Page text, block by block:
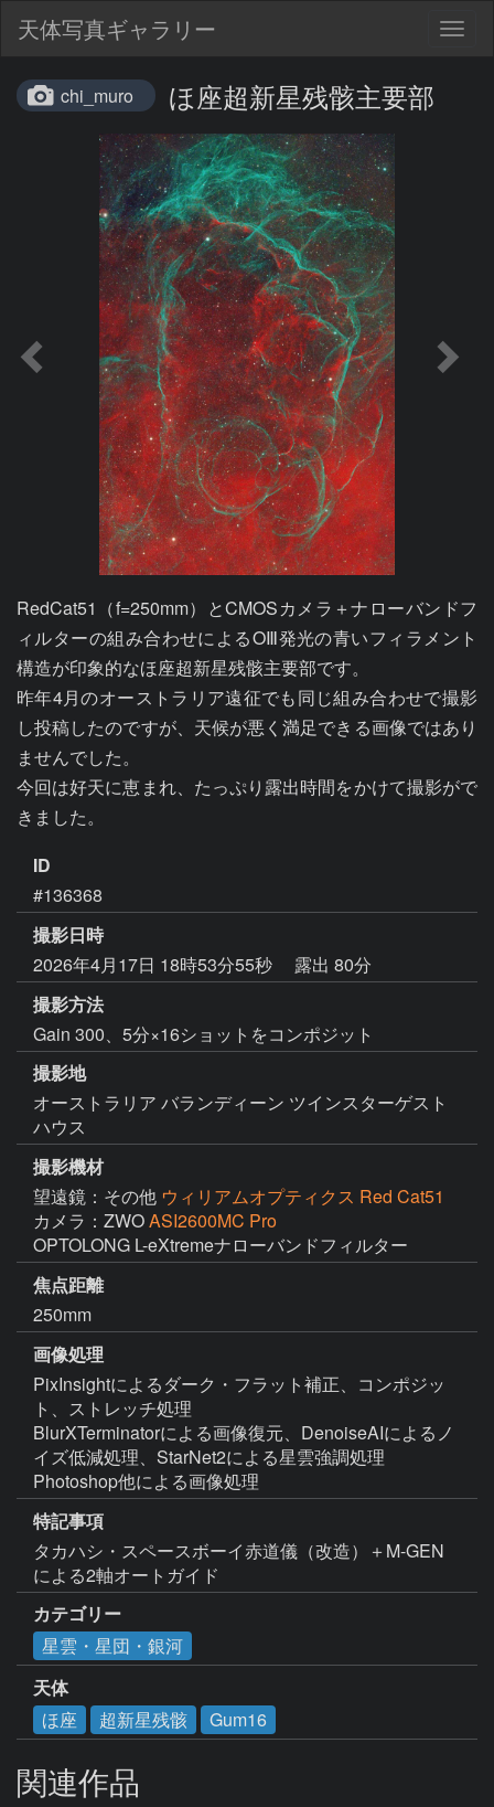
天体写真ギャラリー
chi_muro ほ座超新星残骸主要部
RedCat51（f=250mm）とCMOSカメラ＋ナローバンドフ
ィルターの組み合わせによるOⅢ発光の青いフィラメント
構造が印象的なほ座超新星残骸主要部です。
昨年4月のオーストラリア遠征でも同じ組み合わせで撮影
し投稿したのですが、天候が悪く満足できる画像ではあり
ませんでした。
今回は好天に恵まれ、たっぷり露出時間をかけて撮影がで
きました。
ID
#136368
撮影日時
2026年4月17日 18時53分55秒
露出 80分
撮影方法
Gain 300、5分×16ショットをコンポジット
撮影地
オーストラリア バランディーン ツインスターゲスト
ハウス
撮影機材
望遠鏡：その他 ウィリアムオプティクス Red Cat51
カメラ：ZWOASI2600MC Pro
OPTOLONG L-eXtremeナローバンドフィルター
焦点距離
250mm
画像処理
PixInsightによるダーク・フラット補正、コンポジッ
ト、ストレッチ処理
BlurXTerminatorによる画像復元、DenoiseAIによるノ
イズ低減処理、StarNet2による星雲強調処理
Photoshop他による画像処理
特記事項
タカハシ・スペースボーイ赤道儀（改造）＋M-GEN
による2軸オートガイド
カテゴリー
星雲・星団・銀河
天体
ほ座
超新星残骸 Gum16
関連作品